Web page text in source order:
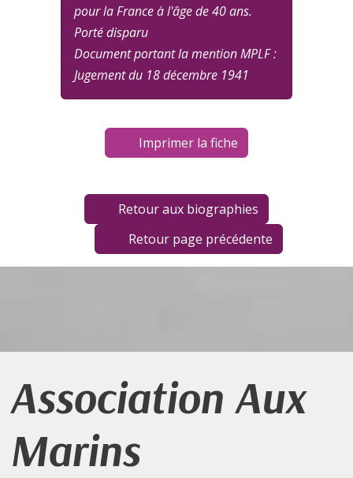
pour la France à l'âge de 40 ans.
Porté disparu
Document portant la mention MPLF :
Jugement du 18 décembre 1941
Imprimer la fiche
Retour aux biographies
Retour page précédente
Association Aux
Marins